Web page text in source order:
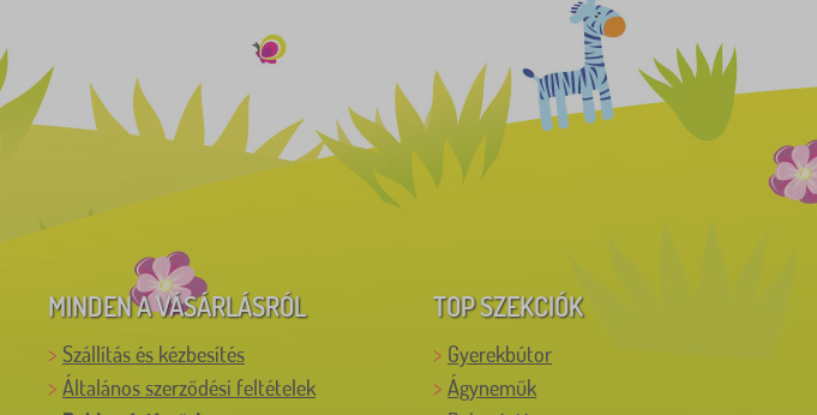
MINDEN A VÁSÁRLÁSRÓL
Szállítás és kézbesítés
Általános szerződési feltételek
TOP SZEKCIÓK
Gyerekbútor
Ágyneműk